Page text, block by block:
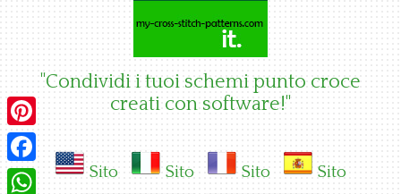
"Condividi i tuoi schemi punto croce
creati con software!"
Sito Sito Sito Sito
Pinterest
Facebook